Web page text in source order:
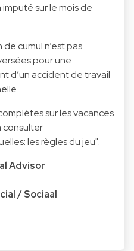
sur le mois de
cumul n’est pas
pour une
d’un accident de travail
sur les vacances
consulter
les règles du jeu".
Advisor
/ Sociaal